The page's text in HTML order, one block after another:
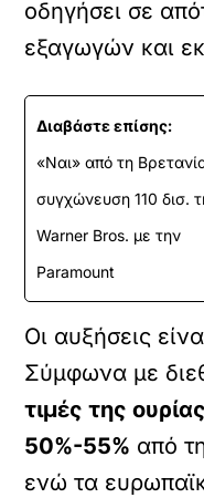
οδηγήσει σε
εξαγωγών και
Διαβάστε επίσης:
«Ναι» από τη
συγχώνευση 110 δισ.
Warner Bros. με την
Paramount
Οι αυξήσεις
Σύμφωνα με
τιμές της
50%-55% από
ενώ τα